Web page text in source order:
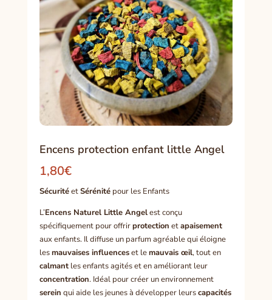
Encens protection enfant little Angel
1,80€
SécuritéetSérénitépour les Enfants
L’Encens Naturel Little Angelest conçu
spécifiquement pour offrirprotection etapaisement
aux enfants. Il diffuse un parfum agréable qui éloigne
lesmauvaises influenceset lemauvais œil, tout en
calmantles enfants agités et en améliorant leur
concentration. Idéal pour créer un environnement
serein qui aide les jeunes à développer leurscapacités